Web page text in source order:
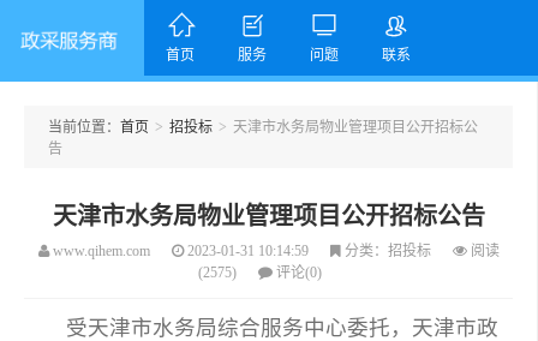
󰊝
首页

服务

问题

联系
当前位置： 首页 > 招投标 > 天津市水务局物业管理项目公开招标公
告
天津市水务局物业管理项目公开招标公告
www.qihem.com 2023-01-31 10:14:59 分类：招投标
阅读
(2575)
评论(0)
受天津市水务局综合服务中心委托，天津市政